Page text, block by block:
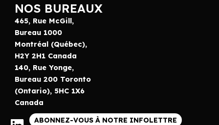
NOS BUREAUX
465, Rue McGill,
Bureau 1000
Montréal (Québec),
H2Y 2H1 Canada
140, Rue Yonge,
Bureau 200 Toronto
(Ontario), 5HC 1X6
Canada
ABONNEZ-VOUS À NOTRE INFOLETTRE